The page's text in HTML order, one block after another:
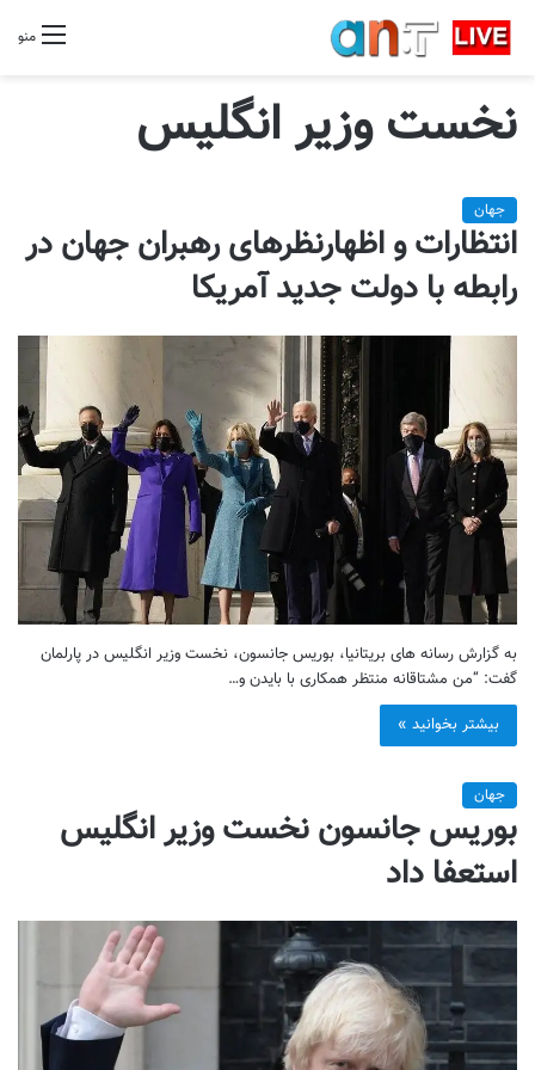
منو
نخست وزیر انگلیس
جهان
انتظارات و اظهارنظرهای رهبران جهان در
رابطه با دولت جدید آمریکا
به گزارش رسانه های بریتانیا، بوریس جانسون، نخست وزیر انگلیس در پارلمان
گفت: “من مشتاقانه منتظر همکاری با بایدن و…
بیشتر بخوانید »
جهان
بوریس جانسون نخست وزیر انگلیس
استعفا داد